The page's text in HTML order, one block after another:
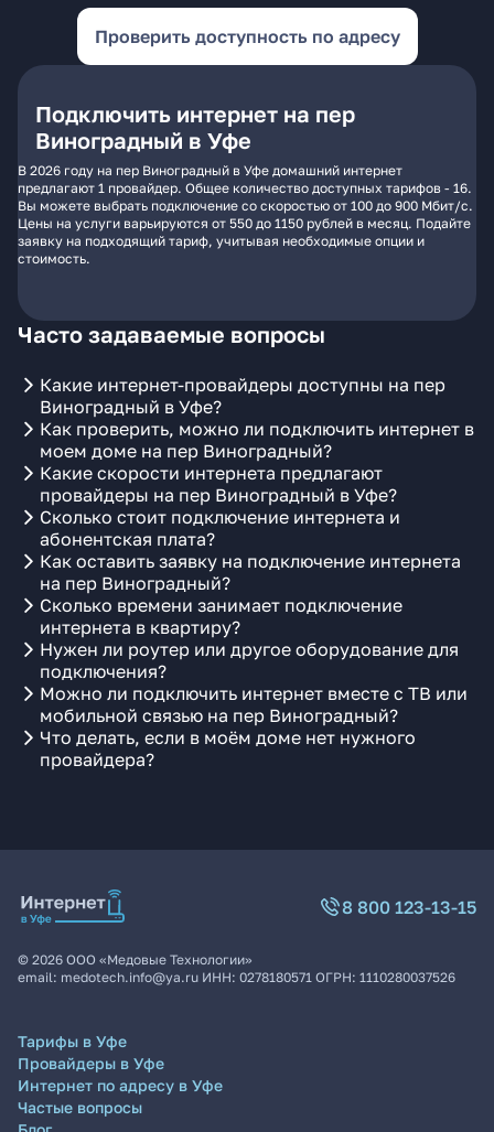
Проверить доступность по адресу
Подключить интернет на пер
Виноградный в Уфе
В 2026 году на пер Виноградный в Уфе домашний интернет
предлагают 1 провайдер. Общее количество доступных тарифов - 16.
Вы можете выбрать подключение со скоростью от 100 до 900 Мбит/с.
Цены на услуги варьируются от 550 до 1150 рублей в месяц. Подайте
заявку на подходящий тариф, учитывая необходимые опции и
стоимость.
Часто задаваемые вопросы
Какие интернет-провайдеры доступны на пер
Виноградный в Уфе?
Как проверить, можно ли подключить интернет в
моем доме на пер Виноградный?
Какие скорости интернета предлагают
провайдеры на пер Виноградный в Уфе?
Сколько стоит подключение интернета и
абонентская плата?
Как оставить заявку на подключение интернета
на пер Виноградный?
Сколько времени занимает подключение
интернета в квартиру?
Нужен ли роутер или другое оборудование для
подключения?
Можно ли подключить интернет вместе с ТВ или
мобильной связью на пер Виноградный?
Что делать, если в моём доме нет нужного
провайдера?
8 800 123-13-15
© 2026 ООО «Медовые Технологии»
email: medotech.info@ya.ru ИНН: 0278180571 ОГРН: 1110280037526
Тарифы в Уфе
Провайдеры в Уфе
Интернет по адресу в Уфе
Частые вопросы